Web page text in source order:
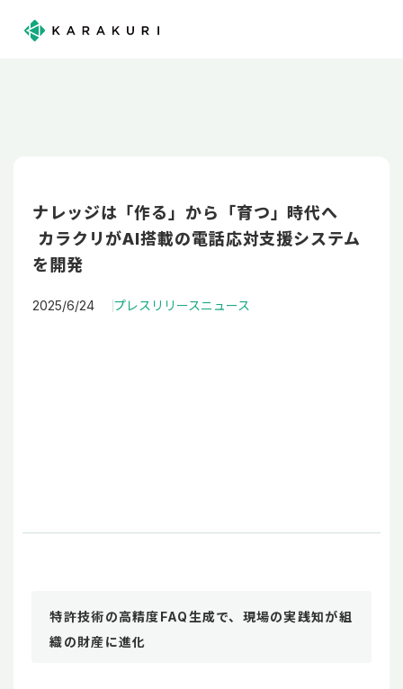
ナレッジは「作る」から「育つ」時代へ
カラクリがAI搭載の電話応対支援システム
を開発
プレスリリースニュース
2025/6/24
特許技術の高精度FAQ生成で、現場の実践知が組
織の財産に進化